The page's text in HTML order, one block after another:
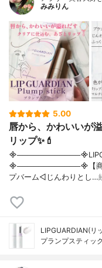
みみりん
5.00
唇から、かわいいが
リップ✨💄
᯽────────────᯽【商品
プバーム◁じんわりとし…
LIPGUARDIAN(リ
プランプスティック